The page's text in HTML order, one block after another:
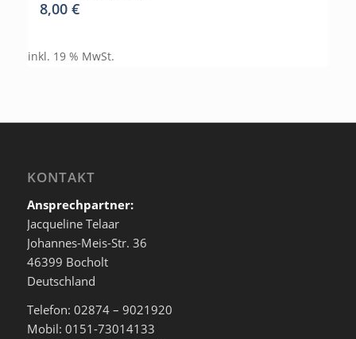
8,00 €
inkl. 19 % MwSt.
KONTAKT
Ansprechpartner:
Jacqueline Telaar
Johannes-Meis-Str. 36
46399 Bocholt
Deutschland
Telefon: 02874 – 9021920
Mobil: 0151-73014133